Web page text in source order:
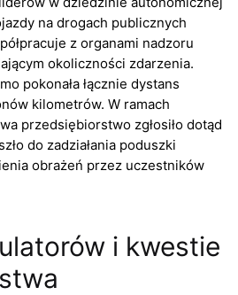
na drogach publicznych
z organami nadzoru
okoliczności zdarzenia.
pokonała łącznie dystans
kilometrów. W ramach
przedsiębiorstwo zgłosiło dotąd
do zadziałania poduszki
obrażeń przez uczestników
i kwestie